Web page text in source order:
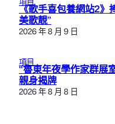
《歌手喜包養網站2》
美歌靚”
2026 年 8 月 9 日
項目
“魯東年夜學作家群展
親身揭牌
2026 年 8 月 8 日